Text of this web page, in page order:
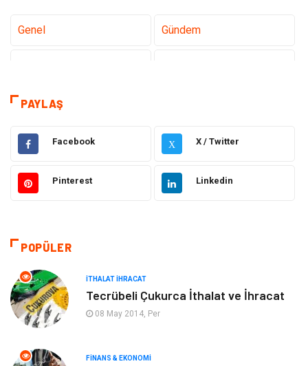
Genel Gündem
Tanıtıcı Reklam
Gıda Elektrik Elektronik
Eğitim & Kariyer Hukuk
Ulaşım ve Taşımacılık
Bilgisayar ve Yazılım
Emlak
Mobilya
PAYLAŞ
Facebook X X / Twitter
Pinterest Linkedin
POPÜLER
İTHALAT İHRACAT
Tecrübeli Çukurca İthalat ve İhracat
08 May 2014, Per
FINANS & EKONOMI